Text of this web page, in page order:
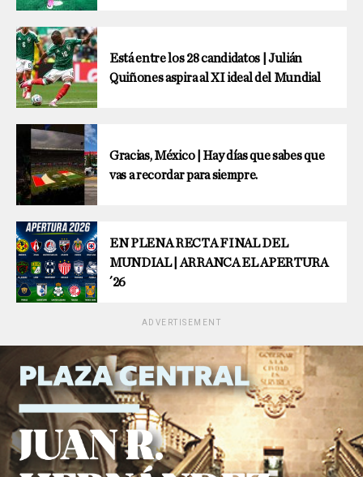
Está entre los 28 candidatos | Julián
Quiñones aspira al XI ideal del Mundial
Gracias, México | Hay días que sabes que
vas a recordar para siempre.
EN PLENA RECTA FINAL DEL
MUNDIAL | ARRANCA EL APERTURA
´26
ADVERTISEMENT